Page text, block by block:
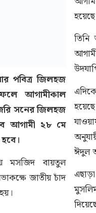
পবিত্র জিলহজ
আগামীকাল
সনের জিলহজ
আগামী ২৮ মে
মসজিদ বায়তুল
জাতীয় চাঁদ
ঈদুল